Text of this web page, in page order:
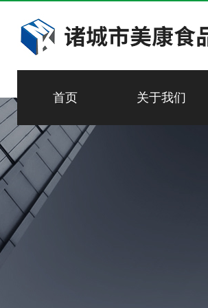
首页 关于我们